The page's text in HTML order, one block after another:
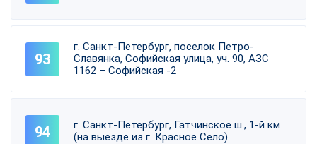
г. Санкт-Петербург, поселок Петро-
Славянка, Софийская улица, уч. 90, АЗС
1162 – Софийская -2
г. Санкт-Петербург, Гатчинское ш., 1-й км
(на выезде из г. Красное Село)